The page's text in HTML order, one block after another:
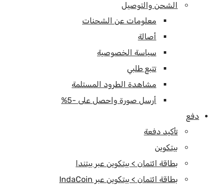
الشحن والتوصيل
معلومات عن الشحنات
أصالة
سياسة الخصوصية
تتبع طلبي
مشاهدة الطرود المستلمة
أرسل صورة واحصل على -5%
دفع
تأكيد دفعة
بيتكوين
بطاقة ائتمان > بيتكوين عبر بيتندا
بطاقة ائتمان > بيتكوين عبر IndaCoin